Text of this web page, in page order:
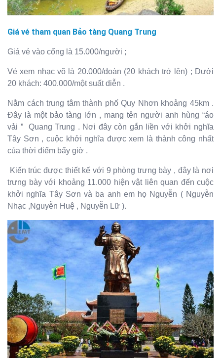
Giá vé tham quan Bảo tàng Quang Trung
Giá vé vào cổng là 15.000/người ;
Vé xem nhạc võ là 20.000/đoàn (20 khách trở lên) ; Dưới
20 khách: 400.000/một suất diễn .
Nằm cách trung tâm thành phố Quy Nhơn khoảng 45km .
Đây là một bảo tàng lớn , mang tên người anh hùng “áo
vải ” Quang Trung . Nơi đây còn gắn liền với khởi nghĩa
Tây Sơn , cuộc khởi nghĩa được xem là thành công nhất
của thời điểm bấy giờ .
Kiến trúc được thiết kế với 9 phòng trưng bày , đây là nơi
trưng bày với khoảng 11.000 hiện vật liên quan đến cuộc
khởi nghĩa Tây Sơn và ba anh em họ Nguyễn ( Nguyễn
Nhạc ,Nguyễn Huệ , Nguyễn Lữ ).